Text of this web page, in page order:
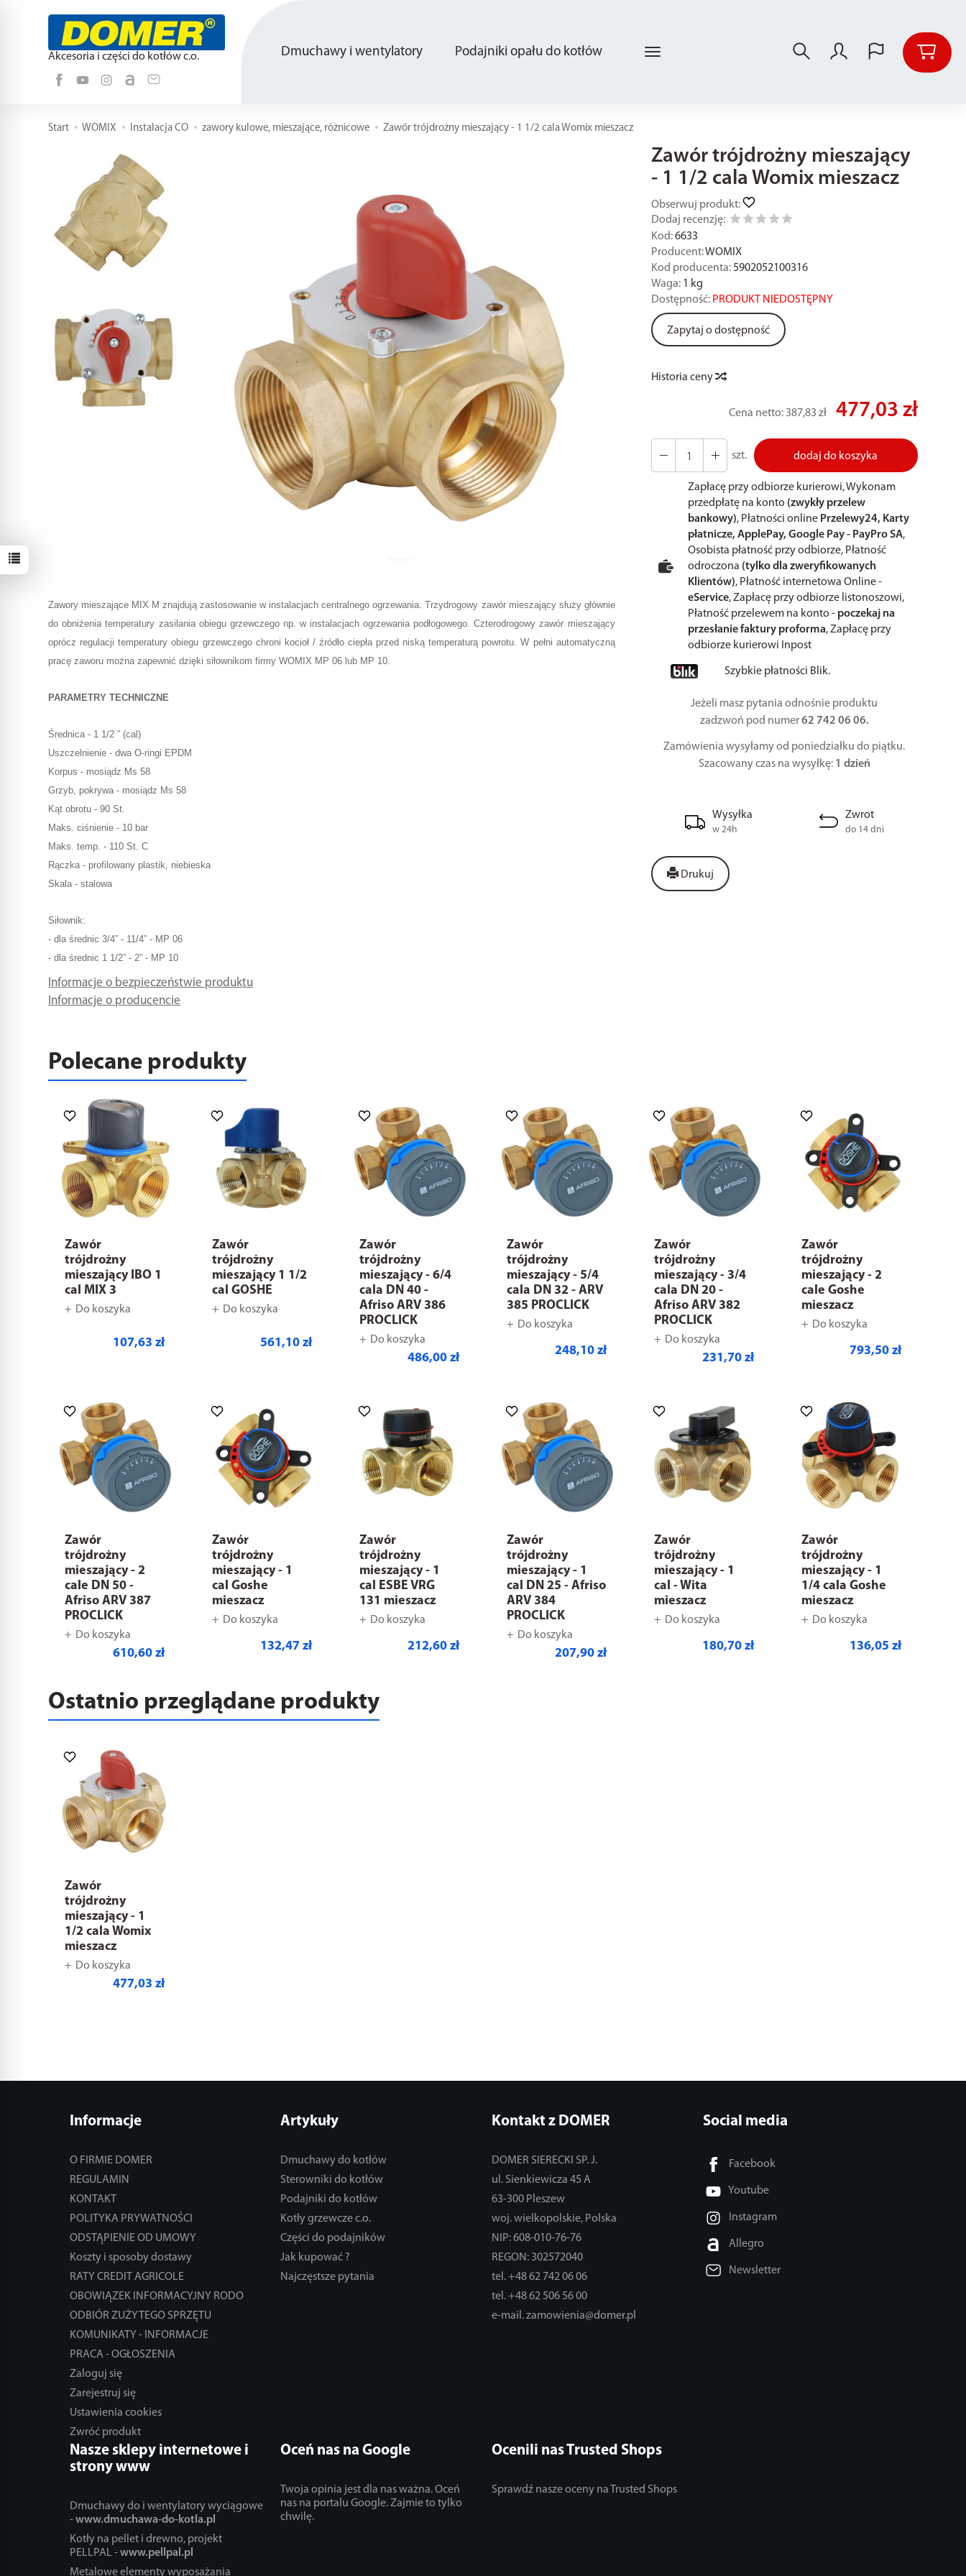
Akcesoria i części do kotłów c.o. Dmuchawy i wentylatory Podajniki opału do kotłów
Start WOMIX Instalacja CO zawory kulowe, mieszające, różnicowe Zawór trójdrożny mieszający - 1 1/2 cala Womix mieszacz
Zawór trójdrożny mieszający
- 1 1/2 cala Womix mieszacz
Obserwuj produkt:
Dodaj recenzję:
Kod:6633
Producent:WOMIX
Kod producenta:5902052100316
Waga: 1 kg
Dostępność: PRODUKT NIEDOSTĘPNY
Zapytaj o dostępność
Historia ceny
Cena netto: 387,83 zł 477,03 zł
szt. dodaj do koszyka
Zapłacę przy odbiorze kurierowi, Wykonam
przedpłatę na konto (zwykły przelew
bankowy), Płatności online Przelewy24, Karty
płatnicze, ApplePay, Google Pay - PayPro SA,
Osobista płatność przy odbiorze, Płatność
odroczona (tylko dla zweryfikowanych
Klientów), Płatność internetowa Online -
eService, Zapłacę przy odbiorze listonoszowi,
Płatność przelewem na konto - poczekaj na
przesłanie faktury proforma, Zapłacę przy
odbiorze kurierowi Inpost
Szybkie płatności Blik.
Jeżeli masz pytania odnośnie produktu
zadzwoń pod numer62 742 06 06.
Zamówienia wysyłamy od poniedziałku do piątku.
Szacowany czas na wysyłkę: 1 dzień
Wysyłka
w 24h
Zwrot
do 14 dni
Drukuj
Zawory mieszające MIX M znajdują zastosowanie w instalacjach centralnego ogrzewania. Trzydrogowy zawór mieszający służy głównie
do obniżenia temperatury zasilania obiegu grzewczego np. w instalacjach ogrzewania podłogowego. Czterodrogowy zawór mieszający
oprócz regulacji temperatury obiegu grzewczego chroni kocioł / źródło ciepła przed niską temperaturą powrotu. W pełni automatyczną
pracę zaworu można zapewnić dzięki siłownikom firmy WOMIX MP 06 lub MP 10.
PARAMETRY TECHNICZNE
Średnica - 1 1/2 ” (cal)
Uszczelnienie - dwa O-ringi EPDM
Korpus - mosiądz Ms 58
Grzyb, pokrywa - mosiądz Ms 58
Kąt obrotu - 90 St.
Maks. ciśnienie - 10 bar
Maks. temp. - 110 St. C
Rączka - profilowany plastik, niebieska
Skala - stalowa
Siłownik:
- dla średnic 3/4” - 11/4” - MP 06
- dla średnic 1 1/2” - 2” - MP 10
Informacje o bezpieczeństwie produktu
Informacje o producencie
Polecane produkty
Zawór
trójdrożny
mieszający IBO 1
cal MIX 3
Do koszyka
107,63 zł
Zawór
trójdrożny
mieszający 1 1/2
cal GOSHE
Do koszyka
561,10 zł
Zawór
trójdrożny
mieszający - 6/4
cala DN 40 -
Afriso ARV 386
PROCLICK
Do koszyka
486,00 zł
Zawór
trójdrożny
mieszający - 5/4
cala DN 32 - ARV
385 PROCLICK
Do koszyka
248,10 zł
Zawór
trójdrożny
mieszający - 3/4
cala DN 20 -
Afriso ARV 382
PROCLICK
Do koszyka
231,70 zł
Zawór
trójdrożny
mieszający - 2
cale Goshe
mieszacz
Do koszyka
793,50 zł
Zawór
trójdrożny
mieszający - 2
cale DN 50 -
Afriso ARV 387
PROCLICK
Do koszyka
610,60 zł
Zawór
trójdrożny
mieszający - 1
cal Goshe
mieszacz
Do koszyka
132,47 zł
Zawór
trójdrożny
mieszający - 1
cal ESBE VRG
131 mieszacz
Do koszyka
212,60 zł
Zawór
trójdrożny
mieszający - 1
cal DN 25 - Afriso
ARV 384
PROCLICK
Do koszyka
207,90 zł
Zawór
trójdrożny
mieszający - 1
cal - Wita
mieszacz
Do koszyka
180,70 zł
Zawór
trójdrożny
mieszający - 1
1/4 cala Goshe
mieszacz
Do koszyka
136,05 zł
Ostatnio przeglądane produkty
Zawór
trójdrożny
mieszający - 1
1/2 cala Womix
mieszacz
Do koszyka
477,03 zł
Informacje
O FIRMIE DOMER
REGULAMIN
KONTAKT
POLITYKA PRYWATNOŚCI
ODSTĄPIENIE OD UMOWY
Koszty i sposoby dostawy
RATY CREDIT AGRICOLE
OBOWIĄZEK INFORMACYJNY RODO
ODBIÓR ZUŻYTEGO SPRZĘTU
KOMUNIKATY - INFORMACJE
PRACA - OGŁOSZENIA
Zaloguj się
Zarejestruj się
Ustawienia cookies
Zwróć produkt
Artykuły
Dmuchawy do kotłów
Sterowniki do kotłów
Podajniki do kotłów
Kotły grzewcze c.o.
Części do podajników
Jak kupować ?
Najczęstsze pytania
Kontakt z DOMER
DOMER SIERECKI SP. J.
ul. Sienkiewicza 45 A
63-300 Pleszew
woj. wielkopolskie, Polska
NIP: 608-010-76-76
REGON: 302572040
tel. +48 62 742 06 06
tel. +48 62 506 56 00
e-mail. zamowienia@domer.pl
Nasze sklepy internetowe i
strony www
Dmuchawy do i wentylatory wyciągowe
-www.dmuchawa-do-kotla.pl
Kotły na pellet i drewno, projekt
PELLPAL -www.pellpal.pl
Metalowe elementy wyposażania
Oceń nas na Google
Twoja opinia jest dla nas ważna. Oceń
nas na portalu Google. Zajmie to tylko
chwilę.
Ocenili nas Trusted Shops
Sprawdź nasze oceny na Trusted Shops
Social media
Facebook
Youtube
Instagram
Allegro
Newsletter